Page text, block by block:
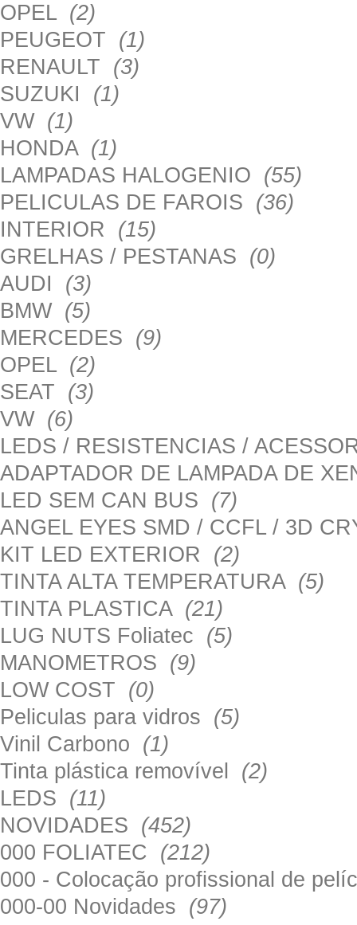
OPEL (2)
PEUGEOT (1)
RENAULT (3)
SUZUKI (1)
VW (1)
HONDA (1)
LAMPADAS HALOGENIO (55)
PELICULAS DE FAROIS (36)
INTERIOR (15)
GRELHAS / PESTANAS (0)
AUDI (3)
BMW (5)
MERCEDES (9)
OPEL (2)
SEAT (3)
VW (6)
LEDS / RESISTENCIAS /
ADAPTADOR DE LAMPADA DE
LED SEM CAN BUS (7)
ANGEL EYES SMD / CCFL / 3D
KIT LED EXTERIOR (2)
TINTA ALTA TEMPERATURA (5)
TINTA PLASTICA (21)
LUG NUTS Foliatec (5)
MANOMETROS (9)
LOW COST (0)
Peliculas para vidros (5)
Vinil Carbono (1)
Tinta plástica removível (2)
LEDS (11)
NOVIDADES (452)
000 FOLIATEC (212)
000 - Colocação profissional de
000-00 Novidades (97)